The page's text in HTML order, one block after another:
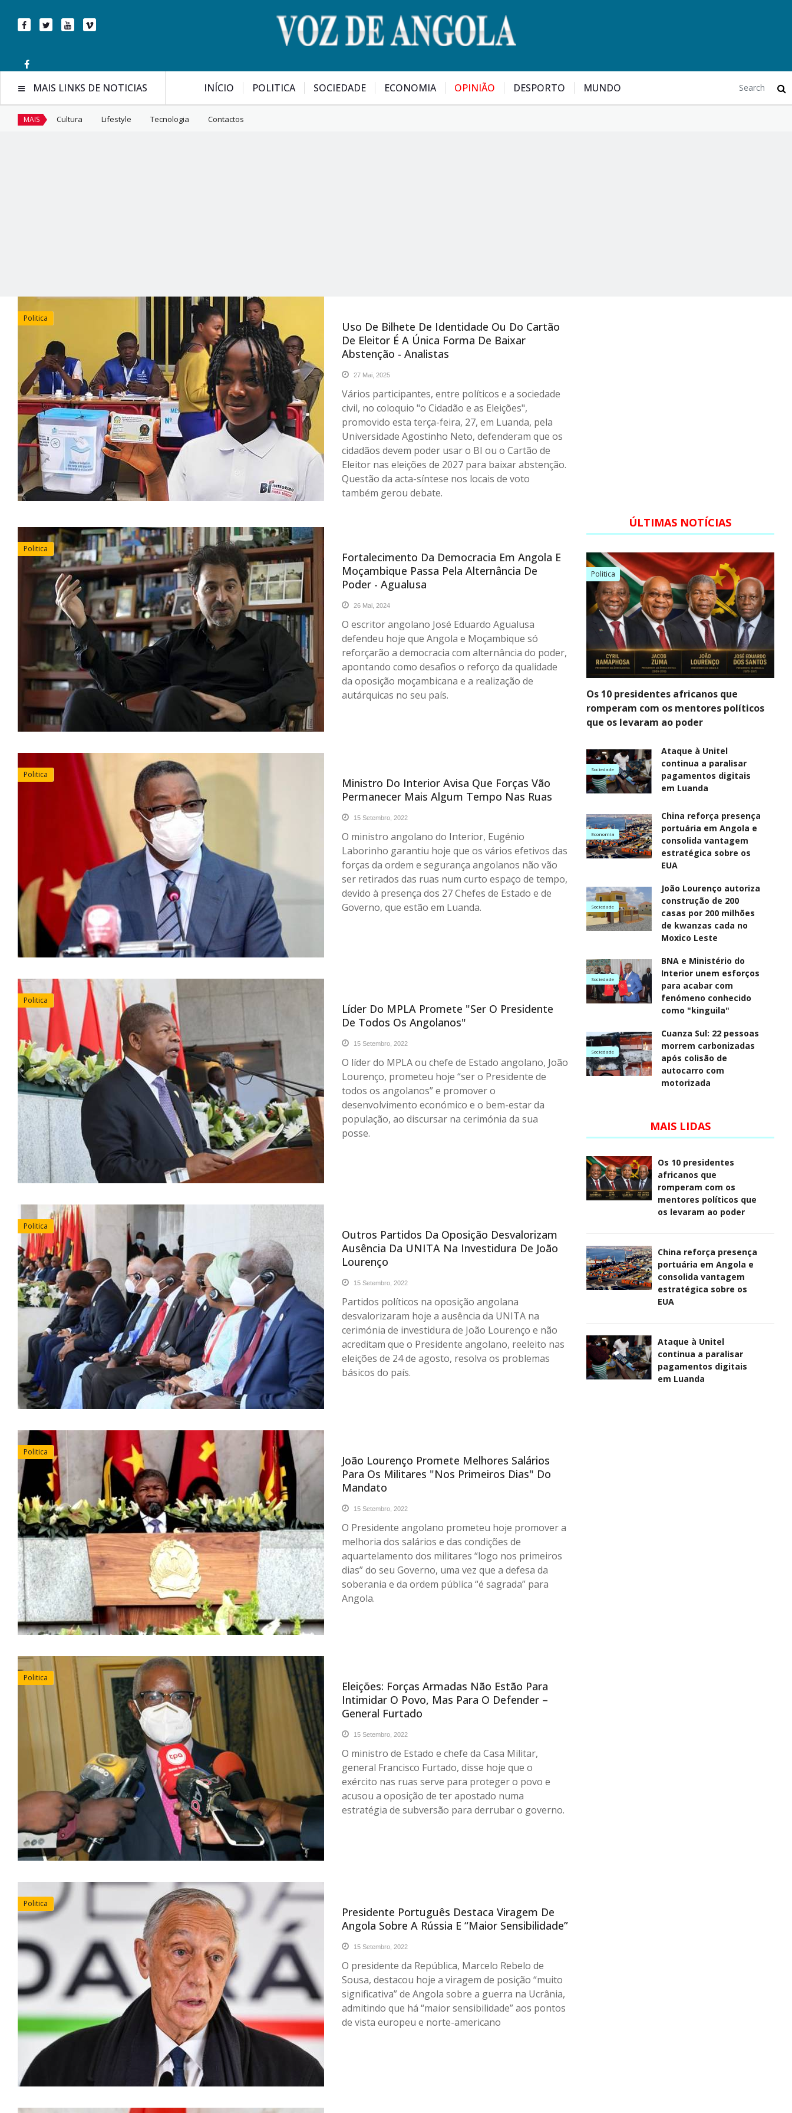
INÍCIO POLITICA SOCIEDADE ECONOMIA OPINIÃO DESPORTO MUNDO
MAIS LINKS DE NOTICIAS
MAIS Cultura Lifestyle Tecnologia Contactos
Politica
Uso De Bilhete De Identidade Ou Do Cartão
De Eleitor É A Única Forma De Baixar
Abstenção - Analistas
27 Mai, 2025
Vários participantes, entre políticos e a sociedade
civil, no coloquio "o Cidadão e as Eleições",
promovido esta terça-feira, 27, em Luanda, pela
Universidade Agostinho Neto, defenderam que os
cidadãos devem poder usar o BI ou o Cartão de
Eleitor nas eleições de 2027 para baixar abstenção.
Questão da acta-síntese nos locais de voto
também gerou debate.
Politica
Fortalecimento Da Democracia Em Angola E
Moçambique Passa Pela Alternância De
Poder - Agualusa
26 Mai, 2024
O escritor angolano José Eduardo Agualusa
defendeu hoje que Angola e Moçambique só
reforçarão a democracia com alternância do poder,
apontando como desafios o reforço da qualidade
da oposição moçambicana e a realização de
autárquicas no seu país.
Politica
Ministro Do Interior Avisa Que Forças Vão
Permanecer Mais Algum Tempo Nas Ruas
15 Setembro, 2022
O ministro angolano do Interior, Eugénio
Laborinho garantiu hoje que os vários efetivos das
forças da ordem e segurança angolanos não vão
ser retirados das ruas num curto espaço de tempo,
devido à presença dos 27 Chefes de Estado e de
Governo, que estão em Luanda.
Politica
Líder Do MPLA Promete "ser O Presidente
De Todos Os Angolanos"
15 Setembro, 2022
O líder do MPLA ou chefe de Estado angolano, João
Lourenço, prometeu hoje “ser o Presidente de
todos os angolanos” e promover o
desenvolvimento económico e o bem-estar da
população, ao discursar na cerimónia da sua
posse.
Politica
Outros Partidos Da Oposição Desvalorizam
Ausência Da UNITA Na Investidura De João
Lourenço
15 Setembro, 2022
Partidos políticos na oposição angolana
desvalorizaram hoje a ausência da UNITA na
cerimónia de investidura de João Lourenço e não
acreditam que o Presidente angolano, reeleito nas
eleições de 24 de agosto, resolva os problemas
básicos do país.
Politica
João Lourenço Promete Melhores Salários
Para Os Militares "nos Primeiros Dias" Do
Mandato
15 Setembro, 2022
O Presidente angolano prometeu hoje promover a
melhoria dos salários e das condições de
aquartelamento dos militares “logo nos primeiros
dias” do seu Governo, uma vez que a defesa da
soberania e da ordem pública “é sagrada” para
Angola.
Politica
Eleições: Forças Armadas Não Estão Para
Intimidar O Povo, Mas Para O Defender –
General Furtado
15 Setembro, 2022
O ministro de Estado e chefe da Casa Militar,
general Francisco Furtado, disse hoje que o
exército nas ruas serve para proteger o povo e
acusou a oposição de ter apostado numa
estratégia de subversão para derrubar o governo.
Politica
Presidente Português Destaca Viragem De
Angola Sobre A Rússia E “maior Sensibilidade”
15 Setembro, 2022
O presidente da República, Marcelo Rebelo de
Sousa, destacou hoje a viragem de posição “muito
significativa” de Angola sobre a guerra na Ucrânia,
admitindo que há “maior sensibilidade” aos pontos
de vista europeu e norte-americano
ÚLTIMAS NOTÍCIAS
Politica
Os 10 presidentes africanos que
romperam com os mentores políticos
que os levaram ao poder
Sociedade
Ataque à Unitel
continua a paralisar
pagamentos digitais
em Luanda
Economia
China reforça presença
portuária em Angola e
consolida vantagem
estratégica sobre os
EUA
Sociedade
João Lourenço autoriza
construção de 200
casas por 200 milhões
de kwanzas cada no
Moxico Leste
Sociedade
BNA e Ministério do
Interior unem esforços
para acabar com
fenómeno conhecido
como "kinguila"
Sociedade
Cuanza Sul: 22 pessoas
morrem carbonizadas
após colisão de
autocarro com
motorizada
MAIS LIDAS
Os 10 presidentes
africanos que
romperam com os
mentores políticos que
os levaram ao poder
China reforça presença
portuária em Angola e
consolida vantagem
estratégica sobre os
EUA
Ataque à Unitel
continua a paralisar
pagamentos digitais
em Luanda